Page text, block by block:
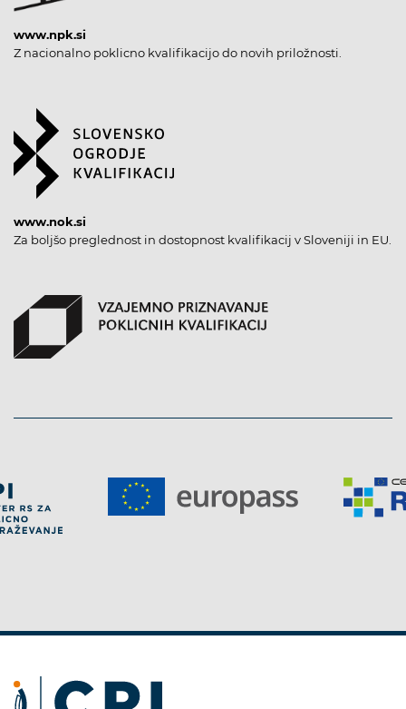
www.npk.si
Z nacionalno poklicno kvalifikacijo do novih priložnosti.
www.nok.si
Za boljšo preglednost in dostopnost kvalifikacij v Sloveniji in EU.